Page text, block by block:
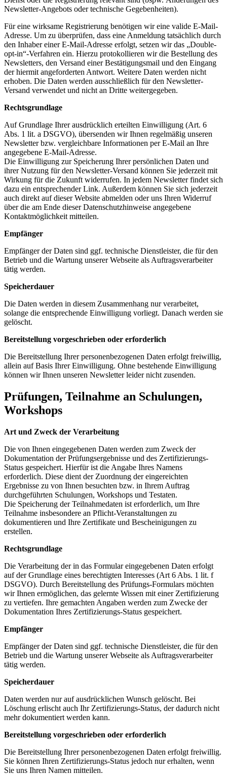
Newsletter-Angebots oder technische Gegebenheiten).
Für eine wirksame Registrierung benötigen wir eine valide E-Mail-
Adresse. Um zu überprüfen, dass eine Anmeldung tatsächlich durch
den Inhaber einer E-Mail-Adresse erfolgt, setzen wir das „Double-
opt-in“-Verfahren ein. Hierzu protokollieren wir die Bestellung des
Newsletters, den Versand einer Bestätigungsmail und den Eingang
der hiermit angeforderten Antwort. Weitere Daten werden nicht
erhoben. Die Daten werden ausschließlich für den Newsletter-
Versand verwendet und nicht an Dritte weitergegeben.
Rechtsgrundlage
Auf Grundlage Ihrer ausdrücklich erteilten Einwilligung (Art. 6
Abs. 1 lit. a DSGVO), übersenden wir Ihnen regelmäßig unseren
Newsletter bzw. vergleichbare Informationen per E-Mail an Ihre
angegebene E-Mail-Adresse.
Die Einwilligung zur Speicherung Ihrer persönlichen Daten und
ihrer Nutzung für den Newsletter-Versand können Sie jederzeit mit
Wirkung für die Zukunft widerrufen. In jedem Newsletter findet sich
dazu ein entsprechender Link. Außerdem können Sie sich jederzeit
auch direkt auf dieser Website abmelden oder uns Ihren Widerruf
über die am Ende dieser Datenschutzhinweise angegebene
Kontaktmöglichkeit mitteilen.
Empfänger
Empfänger der Daten sind ggf. technische Dienstleister, die für den
Betrieb und die Wartung unserer Webseite als Auftragsverarbeiter
tätig werden.
Speicherdauer
Die Daten werden in diesem Zusammenhang nur verarbeitet,
solange die entsprechende Einwilligung vorliegt. Danach werden sie
gelöscht.
Bereitstellung vorgeschrieben oder erforderlich
Die Bereitstellung Ihrer personenbezogenen Daten erfolgt freiwillig,
allein auf Basis Ihrer Einwilligung. Ohne bestehende Einwilligung
können wir Ihnen unseren Newsletter leider nicht zusenden.
Prüfungen, Teilnahme an Schulungen,
Workshops
Art und Zweck der Verarbeitung
Die von Ihnen eingegebenen Daten werden zum Zweck der
Dokumentation der Prüfungsergebnisse und des Zertifizierungs-
Status gespeichert. Hierfür ist die Angabe Ihres Namens
erforderlich. Diese dient der Zuordnung der eingereichten
Ergebnisse zu von Ihnen besuchten bzw. in Ihrem Auftrag
durchgeführten Schulungen, Workshops und Testaten.
Die Speicherung der Teilnahmedaten ist erforderlich, um Ihre
Teilnahme insbesondere an Pflicht-Veranstaltungen zu
dokumentieren und Ihre Zertifikate und Bescheinigungen zu
erstellen.
Rechtsgrundlage
Die Verarbeitung der in das Formular eingegebenen Daten erfolgt
auf der Grundlage eines berechtigten Interesses (Art 6 Abs. 1 lit. f
DSGVO). Durch Bereitstellung des Prüfungs-Formulars möchten
wir Ihnen ermöglichen, das gelernte Wissen mit einer Zertifizierung
zu vertiefen. Ihre gemachten Angaben werden zum Zwecke der
Dokumentation Ihres Zertifizierungs-Status gespeichert.
Empfänger
Empfänger der Daten sind ggf. technische Dienstleister, die für den
Betrieb und die Wartung unserer Webseite als Auftragsverarbeiter
tätig werden.
Speicherdauer
Daten werden nur auf ausdrücklichen Wunsch gelöscht. Bei
Löschung erlischt auch Ihr Zertifizierungs-Status, der dadurch nicht
mehr dokumentiert werden kann.
Bereitstellung vorgeschrieben oder erforderlich
Die Bereitstellung Ihrer personenbezogenen Daten erfolgt freiwillig.
Sie können Ihren Zertifizierungs-Status jedoch nur erhalten, wenn
Sie uns Ihren Namen mitteilen.